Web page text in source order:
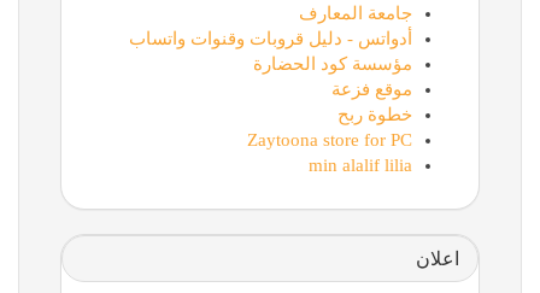
جامعة المعارف
أدواتس - دليل قروبات وقنوات واتساب
مؤسسة كود الحضارة
موقع فزعة
خطوة ربح
Zaytoona store for PC
min alalif lilia
اعلان